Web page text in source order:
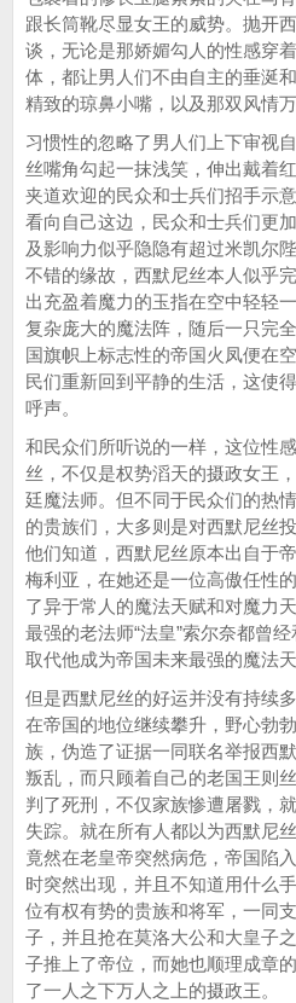
跟长筒靴尽显女王的威势。抛开
谈，无论是那娇媚勾人的性感穿
体，都让男人们不由自主的垂涎
精致的琼鼻小嘴，以及那双风情
习惯性的忽略了男人们上下审视
丝嘴角勾起一抹浅笑，伸出戴着
夹道欢迎的民众和士兵们招手示
看向自己这边，民众和士兵们更
及影响力似乎隐隐有超过米凯尔
不错的缘故，西默尼丝本人似乎
出充盈着魔力的玉指在空中轻轻
复杂庞大的魔法阵，随后一只完
国旗帜上标志性的帝国火凤便在
民们重新回到平静的生活，这使
呼声。
和民众们所听说的一样，这位
丝，不仅是权势滔天的摄政女王
廷魔法师。但不同于民众们的热
的贵族们，大多则是对西默尼丝
他们知道，西默尼丝原本出自
梅利亚，在她还是一位高傲任性
了异于常人的魔法天赋和对魔力
最强的老法师“法皇”索尔奈都曾
取代他成为帝国未来最强的魔法天
但是西默尼丝的好运并没有持续
在帝国的地位继续攀升，野心勃
族，伪造了证据一同联名举报西
叛乱，而只顾着自己的老国王则
判了死刑，不仅家族惨遭屠戮，
失踪。就在所有人都以为西默尼
竟然在老皇帝突然病危，帝国陷
时突然出现，并且不知道用什么
位有权有势的贵族和将军，一同
子，并且抢在莫洛大公和大皇子
子推上了帝位，而她也顺理成章
了一人之下万人之上的摄政王。